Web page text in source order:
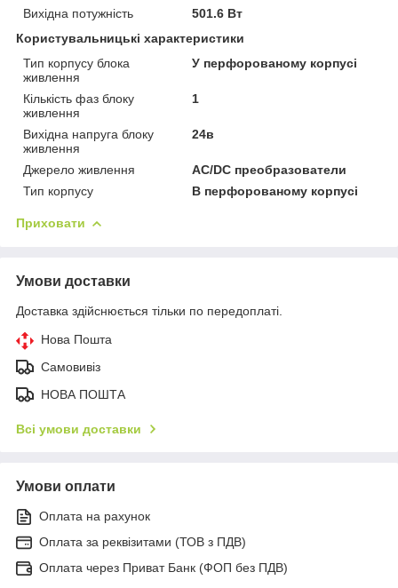
Вихідна потужність
501.6 Вт
Користувальницькі характеристики
Тип корпусу блока
живлення
У перфорованому корпусі
Кількість фаз блоку
живлення
1
Вихідна напруга блоку
живлення
24в
Джерело живлення
AC/DC преобразователи
Тип корпусу
В перфорованому корпусі
Приховати
Умови доставки
Доставка здійснюється тільки по передоплаті.
Нова Пошта
Самовивіз
НОВА ПОШТА
Всі умови доставки
Умови оплати
Оплата на рахунок
Оплата за реквізитами (ТОВ з ПДВ)
Оплата через Приват Банк (ФОП без ПДВ)